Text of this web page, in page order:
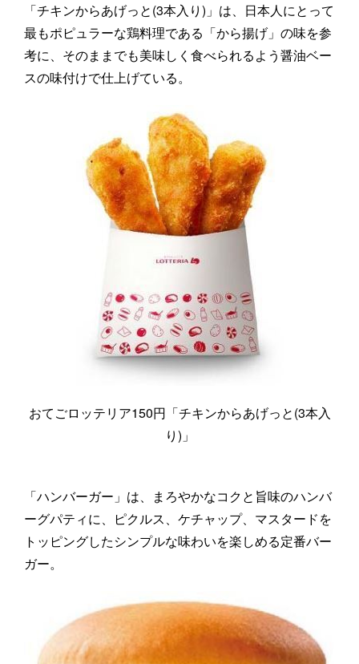
「チキンからあげっと(3本入り)」は、日本人にとって
最もポピュラーな鶏料理である「から揚げ」の味を参
考に、そのままでも美味しく食べられるよう醤油ベー
スの味付けで仕上げている。
おてごロッテリア150円「チキンからあげっと(3本入
り)」
「ハンバーガー」は、まろやかなコクと旨味のハンバ
ーグパティに、ピクルス、ケチャップ、マスタードを
トッピングしたシンプルな味わいを楽しめる定番バー
ガー。